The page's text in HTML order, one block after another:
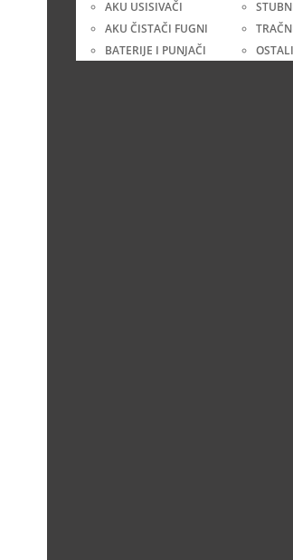
AKU USISIVAČI
AKU ČISTAČI FUGNI
BATERIJE I PUNJAČI